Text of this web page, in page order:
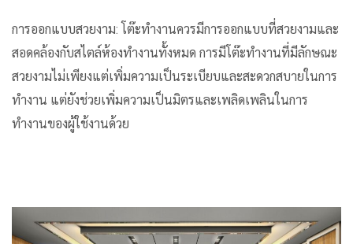
การออกแบบสวยงาม: โต๊ะทำงานควรมีการออกแบบที่สวยงามและ
สอดคล้องกับสไตล์ห้องทำงานทั้งหมด การมีโต๊ะทำงานที่มีลักษณะ
สวยงามไม่เพียงแต่เพิ่มความเป็นระเบียบและสะดวกสบายในการ
ทำงาน แต่ยังช่วยเพิ่มความเป็นมิตรและเพลิดเพลินในการ
ทำงานของผู้ใช้งานด้วย